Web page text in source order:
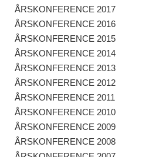
ÅRSKONFERENCE 2017
ÅRSKONFERENCE 2016
ÅRSKONFERENCE 2015
ÅRSKONFERENCE 2014
ÅRSKONFERENCE 2013
ÅRSKONFERENCE 2012
ÅRSKONFERENCE 2011
ÅRSKONFERENCE 2010
ÅRSKONFERENCE 2009
ÅRSKONFERENCE 2008